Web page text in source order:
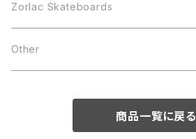
Zorlac Skateboards
Other
商品一覧に戻る